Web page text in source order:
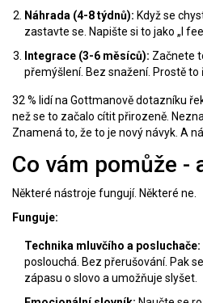
Náhrada (4-8 týdnů): Když se
zastavte se. Napište si to jako „I
Integrace (3-6 měsíců): Začnete
přemýšlení. Bez snažení. Prostě to
32 % lidí na Gottmanově dotazníku
než se to začalo cítit přirozeně.
Znamená to, že to je nový návyk. A
Co vám pomůže -
Některé nástroje fungují. Některé ne.
Funguje:
Technika mluvčího a posluchače:
poslouchá. Bez přerušování. Pak
zápasu o slovo a umožňuje slyšet.